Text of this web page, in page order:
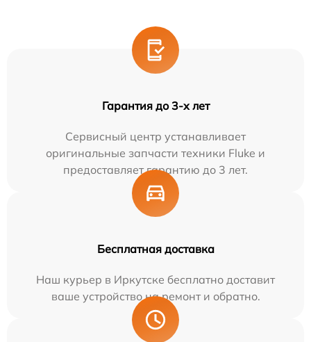
Гарантия до 3-х лет
Сервисный центр устанавливает
оригинальные запчасти техники Fluke и
предоставляет гарантию до 3 лет.
Бесплатная доставка
Наш курьер в Иркутске бесплатно доставит
ваше устройство на ремонт и обратно.